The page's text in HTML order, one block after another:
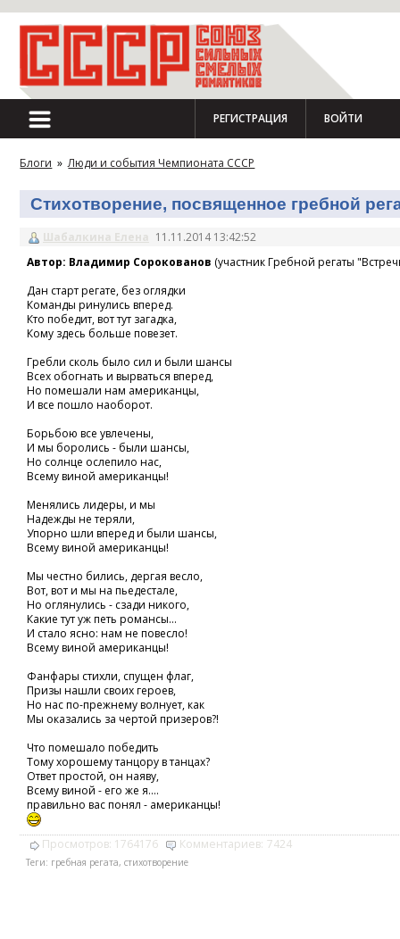
РЕГИСТРАЦИЯ ВОЙТИ
Блоги » Люди и события Чемпионата СССР
Стихотворение, посвященное гребной
Шабалкина Елена 11.11.2014 13:42:52
Автор: Владимир Сорокованов (участник Гребной регаты
Дан старт регате, без оглядки
Команды ринулись вперед.
Кто победит, вот тут загадка,
Кому здесь больше повезет.
Гребли сколь было сил и были шансы
Всех обогнать и вырваться вперед,
Но помешали нам американцы,
И все пошло наоборот.
Борьбою все увлечены,
И мы боролись - были шансы,
Но солнце ослепило нас,
Всему виной американцы!
Менялись лидеры, и мы
Надежды не теряли,
Упорно шли вперед и были шансы,
Всему виной американцы!
Мы честно бились, дергая весло,
Вот, вот и мы на пьедестале,
Но оглянулись - сзади никого,
Какие тут уж петь романсы...
И стало ясно: нам не повесло!
Всему виной американцы!
Фанфары стихли, спущен флаг,
Призы нашли своих героев,
Но нас по-прежнему волнует, как
Мы оказались за чертой призеров?!
Что помешало победить
Тому хорошему танцору в танцах?
Ответ простой, он наяву,
Всему виной - его же я....
правильно вас понял - американцы!
Просмотров: 1764176 Комментариев: 7424
Теги: гребная регата, стихотворение